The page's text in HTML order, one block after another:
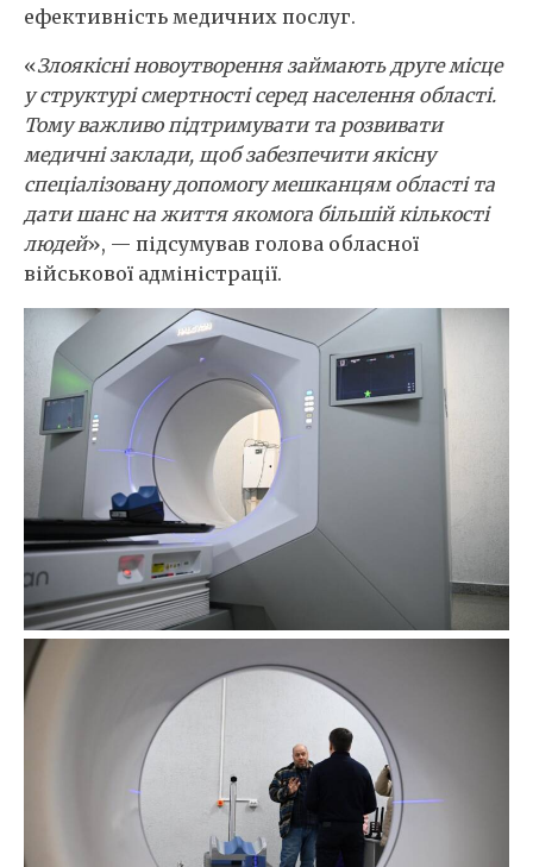
ефективність медичних послуг.
«Злоякісні новоутворення займають друге місце
у структурі смертності серед населення області.
Тому важливо підтримувати та розвивати
медичні заклади, щоб забезпечити якісну
спеціалізовану допомогу мешканцям області та
дати шанс на життя якомога більшій кількості
людей», — підсумував голова обласної
військової адміністрації.